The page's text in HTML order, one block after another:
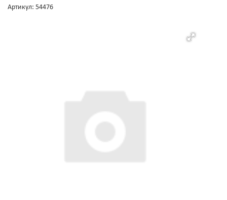
Артикул: 54476